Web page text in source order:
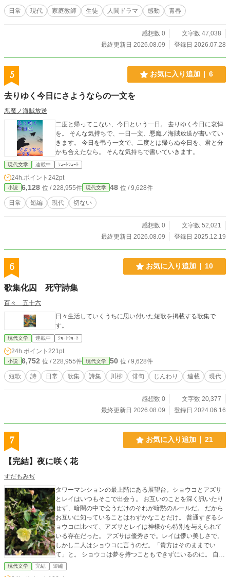
日常 現代 家庭教師 生徒 人間ドラマ 感動 青春
感想数 0
文字数 47,038
最終更新日 2026.08.09
登録日 2026.07.28
5 お気に入り追加 6
去りゆく今日にさようならの一文を
悪魔ノ海賊放送
二度と帰ってこない、今日という一日。 去りゆく今日に哀悼
を。 そんな気持ちで、一日一文、悪魔ノ海賊放送が書いてい
きます。 今日を弔う一文で、二度とは帰らぬ今日を、君と分
かち合えたなら。 そんな気持ちで書いていきます。
現代文学 連載中 ｼｮｰﾄｼｮｰﾄ
24h.ポイント 242pt
小説 6,128 位 / 228,955件 現代文学 48 位 / 9,628件
日常 短編 現代 切ない
感想数 0
文字数 52,021
最終更新日 2026.08.09
登録日 2025.12.19
6 お気に入り追加 10
歌集化囚 死守詩集
百々 五十六
日々生活していくうちに思い付いた短歌を掲載する歌集で
す。
現代文学 連載中 ｼｮｰﾄｼｮｰﾄ
24h.ポイント 221pt
小説 6,752 位 / 228,955件 現代文学 50 位 / 9,628件
短歌 詩 日常 歌集 詩集 川柳 俳句 じんわり 連載 現代
感想数 0
文字数 20,377
最終更新日 2026.08.09
登録日 2024.06.16
7 お気に入り追加 21
【完結】夜に咲く花
すだもみぢ
タワーマンションの最上階にある展望台。ショウコとアズサ
とレイはいつもそこで出会う。 お互いのことを深く訊いたり
せず、暗闇の中で会うだけのそれが暗黙のルールだ。 だから
お互いに知っていることはわずかなことだけ。 普通すぎるシ
ョウコに比べて、アズサとレイは神様から特別を与えられて
いる存在だった。 アズサは優秀さで。レイは儚い美しさで。
しかし二人はショウコに言うのだ。「貴方はそのままでい
て」と。 ショウコは夢を持つこともできずにいるのに。 自分
はこのまま枯れるだけの存在だというのに、なぜ二人はそん
なことを言うのだろうか。 そんなある日、レイが二人の側か
現代文学 完結 短編